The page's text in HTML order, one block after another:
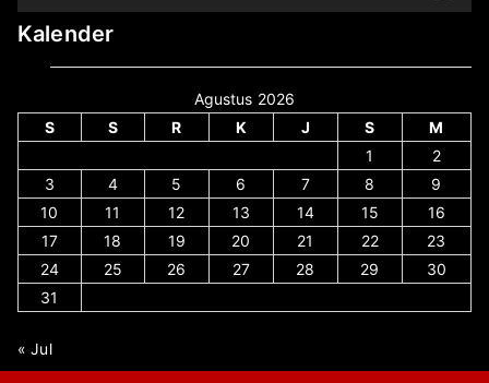
Kalender
Agustus 2026
S
S R K J S
M
1
2
3
4 5 6 7 8
9
10
11 12 13 14 15
16
17
18 19 20 21 22
23
24
25 26 27 28 29
30
31
« Jul